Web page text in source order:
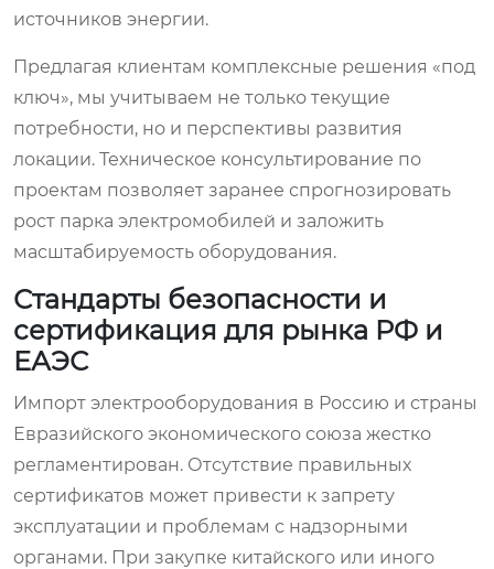
источников энергии.
Предлагая клиентам комплексные решения «под
ключ», мы учитываем не только текущие
потребности, но и перспективы развития
локации. Техническое консультирование по
проектам позволяет заранее спрогнозировать
рост парка электромобилей и заложить
масштабируемость оборудования.
Стандарты безопасности и
сертификация для рынка РФ и
ЕАЭС
Импорт электрооборудования в Россию и страны
Евразийского экономического союза жестко
регламентирован. Отсутствие правильных
сертификатов может привести к запрету
эксплуатации и проблемам с надзорными
органами. При закупке китайского или иного